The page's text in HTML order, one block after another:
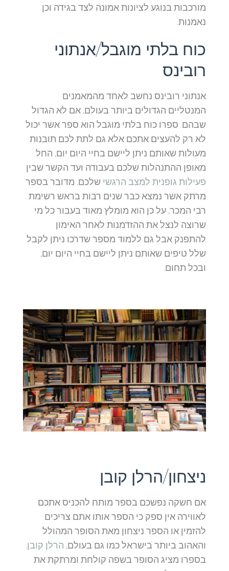
מורכבות בנוגע לציונות אמונה לצד בגידה וכן
נאמנות.
כוח בלתי מוגבל/אנתוני
רובינס
אנתוני רובינס נחשב לאחד מהמאמנים
המנטליים הגדולים ביותר בעולם, אם לא הגדול
שבהם. ספרו כוח בלתי מוגבל הוא ספר אשר יכול
לא רק להעצים אתכם אלא גם לתת לכם תובנות
מעולות שאותם ניתן ליישם בחיי היום יום, החל
מאופן ההתנהלות שלכם בעבודה ועד הקשר שבין
פעילות גופנית למצב הרגשישלכם. מדובר בספר
מרתק אשר נמצא כבר שנים רבות בראש רשימת
רבי המכר, על כן הוא מומלץ מאוד בעבור כל מי
שרוצה לנצל את ההזדמנות לאחר האימון
להתפנק אבל גם ללמוד מספר שדרכו ניתן לקבל
שלל טיפים שאותם ניתן ליישם בחיי היום יום,
ובכל תחום.
ניצחון/הרלן קובן
אם חשקה נפשכם בספר מותח להכניס אתכם
לאווירה אין ספק כי הספר אותו אתם צריכים
להזמין או הספר ניצחון מאת הסופר המהולל
והאהוב ביותר בישראל כמו גם בעולם,הרלן קובן.
בספרו מציג הסופר בשפה קולחת ומרתקת את